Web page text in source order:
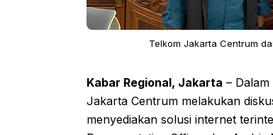
Telkom Jakarta Centrum
Kabar Regional, Jakarta –
Jakarta Centrum melakukan
menyediakan solusi internet